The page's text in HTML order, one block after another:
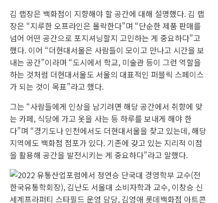
김 랩장은 백화점이 지향해야 할 공간에 대해 설명했다. 김 랩
장은 “지루한 오프라인은 몰락한다”며 “단순한 제품 판매를
넘어 어떤 공간으로 포지셔닝할지 고민하는 게 중요하다”고
했다. 이어 “더현대서울은 사람들이 모이고 만나고 시간을 보
내는 공간”이라며 “도시에서 학교, 미술관 등이 그런 역할을
하는 것처럼 더현대서울도 서울의 대표적인 퍼블릭 스페이스
가 되는 것이 목표”라고 했다.
그는 “사람들에게 인상을 남기려면 해당 공간에서 취향에 맞
는 카페, 식당에 가고 옷을 사는 등 하루를 보내게 해야 한
다”며 “경기도나 인천에서도 더현대서울을 찾고 있는데, 해당
지역에도 백화점 점포가 있다. 기존에 갖고 있는 지리적 이점
을 활용해 공간을 발전시키는 게 중요하다”라고 말했다.